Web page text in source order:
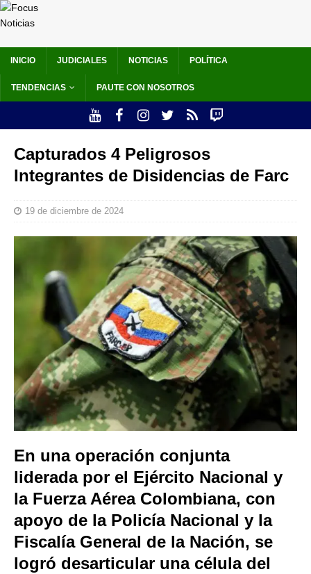
INICIO JUDICIALES NOTICIAS POLÍTICA
TENDENCIAS PAUTE CON NOSOTROS
Capturados 4 Peligrosos
Integrantes de Disidencias de Farc
19 de diciembre de 2024
En una operación conjunta
liderada por el Ejército Nacional y
la Fuerza Aérea Colombiana, con
apoyo de la Policía Nacional y la
Fiscalía General de la Nación, se
logró desarticular una célula del